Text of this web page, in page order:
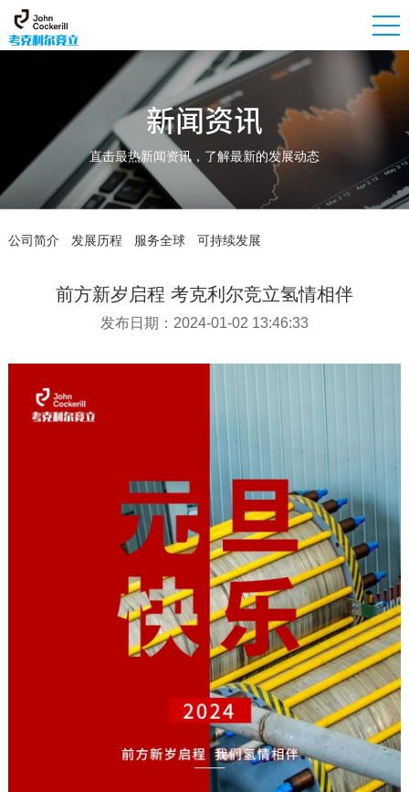
新闻资讯
直击最热新闻资讯，了解最新的发展动态
公司简介 发展历程 服务全球 可持续发展
前方新岁启程 考克利尔竞立氢情相伴
发布日期：2024-01-02 13:46:33